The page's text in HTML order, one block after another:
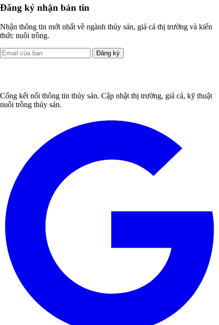
Đăng ký nhận bản tin
Nhận thông tin mới nhất về ngành thủy sản, giá cả thị trường và kiến
thức nuôi trồng.
Đăng ký
Cổng kết nối thông tin thủy sản. Cập nhật thị trường, giá cả, kỹ thuật
nuôi trồng thủy sản.